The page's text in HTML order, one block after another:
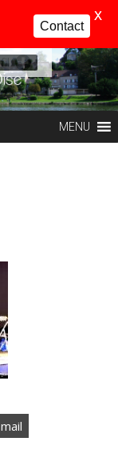
MENU
Contact
X